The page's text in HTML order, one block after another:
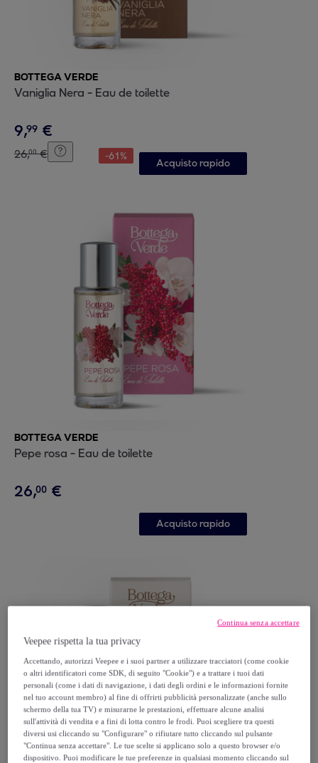
BOTTEGA VERDE
Vaniglia Nera - Eau de toilette
9,99 €
26,00 € -61%
Acquisto rapido
BOTTEGA VERDE
Pepe rosa - Eau de toilette
26,00 €
Acquisto rapido
Veepee rispetta la tua privacy
Accettando, autorizzi Veepee e i suoi partner a utilizzare tracciatori (come cookie
o altri identificatori come SDK, di seguito "Cookie") e a trattare i tuoi dati
personali (come i dati di navigazione, i dati degli ordini e le informazioni fornite
nel tuo account membro) al fine di offrirti pubblicità personalizzate (anche sullo
schermo della tua TV) e misurarne le prestazioni, effettuare alcune analisi
sull'attività di vendita e a fini di lotta contro le frodi. Puoi scegliere tra questi
diversi usi cliccando su "Configurare" o rifiutare tutto cliccando sul pulsante
"Continua senza accettare". Le tue scelte si applicano solo a questo browser e/o
dispositivo. Puoi modificare le tue preferenze in qualsiasi momento cliccando sul
Continua senza accettare